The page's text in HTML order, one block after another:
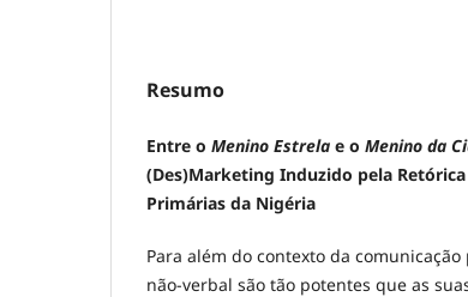
Resumo
Entre o Menino Estrela e o Menino da
(Des)Marketing Induzido pela Retórica
Primárias da Nigéria
Para além do contexto da
não-verbal são tão potentes que as